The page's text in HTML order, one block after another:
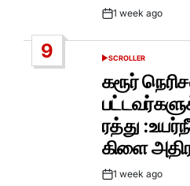
Post1 week ago
9
POSTED
SCROLLER
கரூர்
ரத்து
கிளை
Post1 week ago